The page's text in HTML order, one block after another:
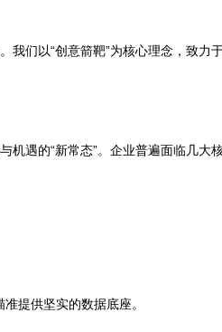
们以“创意箭靶”为核心理念，致力
遇的“新常态”。企业普遍面临几大
提供坚实的数据底座。